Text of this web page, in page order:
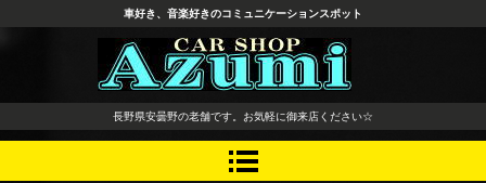
長野県 安曇野市 タイヤ ホ
イール デッドニング カーオ
ーディオ レカロシート
車好き、音楽好きのコミュニケーションスポット
長野県安曇野の老舗です。お気軽に御来店ください☆